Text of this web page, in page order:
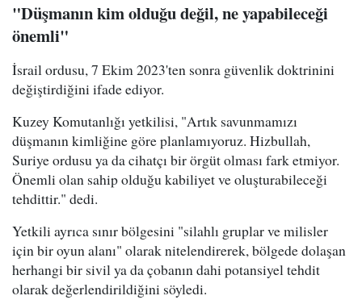
"Düşmanın kim olduğu değil, ne yapabileceği
önemli"
İsrail ordusu, 7 Ekim 2023'ten sonra güvenlik doktrinini
değiştirdiğini ifade ediyor.
Kuzey Komutanlığı yetkilisi, "Artık savunmamızı
düşmanın kimliğine göre planlamıyoruz. Hizbullah,
Suriye ordusu ya da cihatçı bir örgüt olması fark etmiyor.
Önemli olan sahip olduğu kabiliyet ve oluşturabileceği
tehdittir." dedi.
Yetkili ayrıca sınır bölgesini "silahlı gruplar ve milisler
için bir oyun alanı" olarak nitelendirerek, bölgede dolaşan
herhangi bir sivil ya da çobanın dahi potansiyel tehdit
olarak değerlendirildiğini söyledi.